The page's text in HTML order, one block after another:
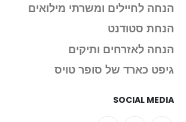
הנחה לחיילים ומשרתי מילואים
הנחת סטודנט
הנחה לאזרחים ותיקים
גיפט כארד של סופר טויס
SOCIAL MEDIA